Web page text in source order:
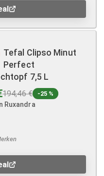
Tefal Clipso Minut
Perfect
7,5 L
194,46 € -25 %
Ruxandra